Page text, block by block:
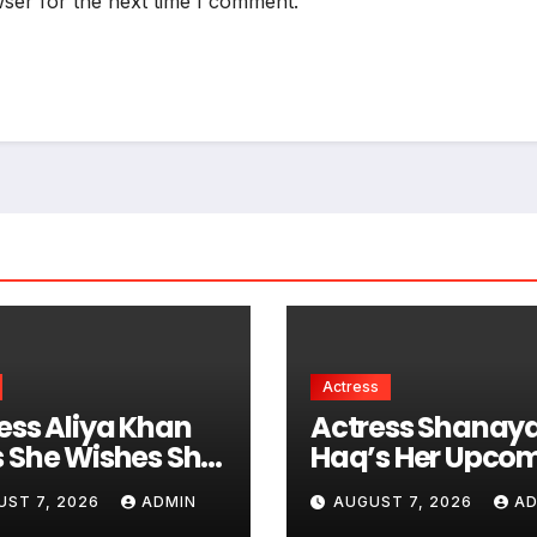
Aliya Khan
She Wishes She
Acting
7, 2026 ADMIN
Actress
Actress
Haq’s Her
Projects Include
South Indian
AUGUST 7, 2026